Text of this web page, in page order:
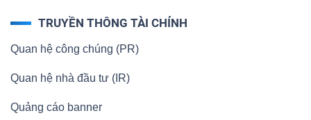
TRUYỀN THÔNG TÀI CHÍNH
Quan hệ công chúng (PR)
Quan hệ nhà đầu tư (IR)
Quảng cáo banner